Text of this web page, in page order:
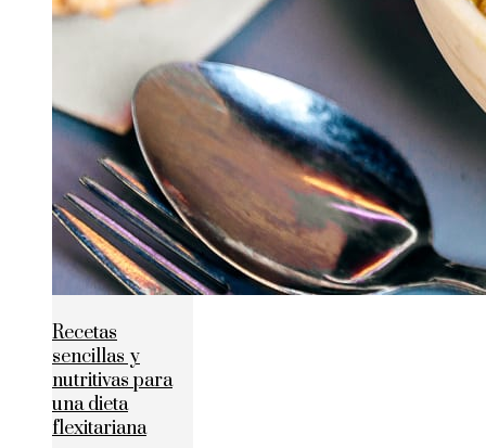
Recetas
sencillas y
nutritivas para
una dieta
flexitariana